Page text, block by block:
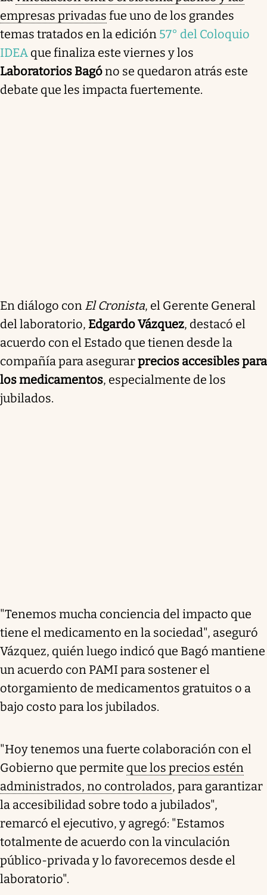
empresas privadas fue uno de los grandes
temas tratados en la edición 57° del Coloquio
IDEA que finaliza este viernes y los
Laboratorios Bagóno se quedaron atrás este
debate que les impacta fuertemente.
En diálogo con El Cronista, el Gerente General
del laboratorio, Edgardo Vázquez, destacó el
acuerdo con el Estado que tienen desde la
compañía para asegurarprecios accesibles para
los medicamentos, especialmente de los
jubilados.
"Tenemos mucha conciencia del impacto que
tiene el medicamento en la sociedad", aseguró
Vázquez, quién luego indicó que Bagó mantiene
un acuerdo con PAMI para sostener el
otorgamiento de medicamentos gratuitos o a
bajo costo para los jubilados.
"Hoy tenemos una fuerte colaboración con el
Gobierno que permite que los precios estén
administrados, no controlados, para garantizar
la accesibilidad sobre todo a jubilados",
remarcó el ejecutivo, y agregó: "Estamos
totalmente de acuerdo con la vinculación
público-privada y lo favorecemos desde el
laboratorio".